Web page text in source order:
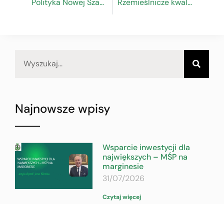
Polityka Nowej Szansy Rzemieślnicze kwalifikacje zawodowe od dziś w CEIDG
Najnowsze wpisy
Wsparcie inwestycji dla
największych – MŚP na
marginesie
31/07/2026
Czytaj więcej